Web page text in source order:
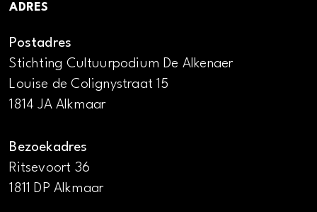
ADRES
Postadres
Stichting Cultuurpodium De Alkenaer
Louise de Colignystraat 15
1814 JA Alkmaar
Bezoekadres
Ritsevoort 36
1811 DP Alkmaar